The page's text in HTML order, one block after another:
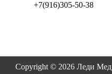
+7(916)305-50-38
Copyright © 2026 Леди Мед